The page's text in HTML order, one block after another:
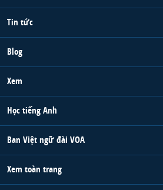
Tin tức
Blog
Xem
Học tiếng Anh
Ban Việt ngữ đài VOA
Xem toàn trang